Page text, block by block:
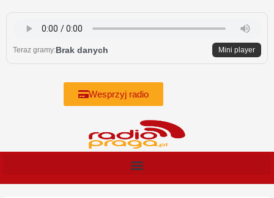
content
Teraz gramy:Brak danych Mini player
Wesprzyj radio